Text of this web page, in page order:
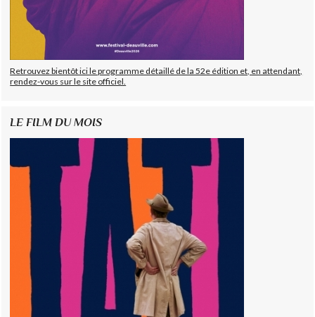
Retrouvez bientôt ici le programme détaillé de la 52e édition et, en attendant,
rendez-vous sur le site officiel.
LE FILM DU MOIS